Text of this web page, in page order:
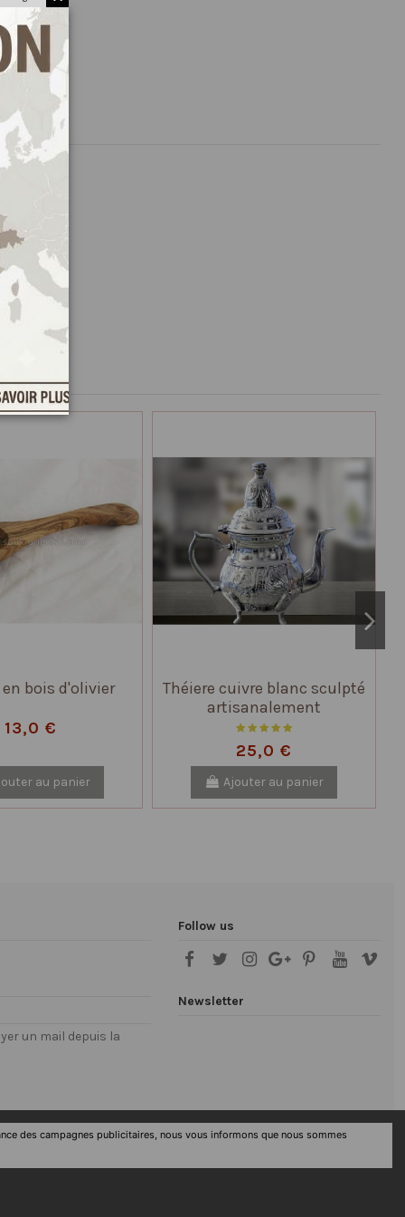
en bois d'olivier
13,0 €
au panier
Théiere cuivre blanc sculpté
artisanalement
25,0 €
Ajouter au panier
un mail depuis la
Follow us
Newsletter
des campagnes publicitaires, nous vous informons que nous sommes